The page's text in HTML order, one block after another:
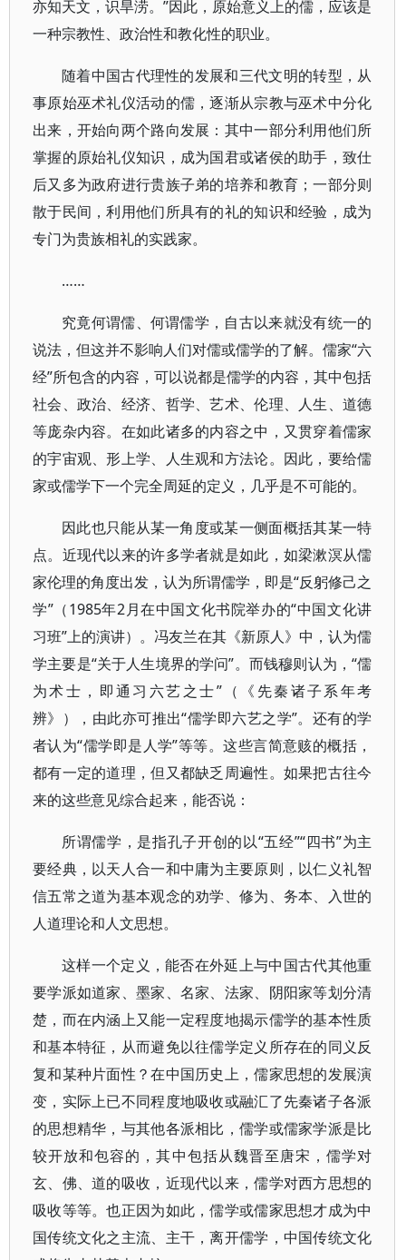
亦知天文，识旱涝。”因此，原始意义上的儒，应该是
一种宗教性、政治性和教化性的职业。
随着中国古代理性的发展和三代文明的转型，从
事原始巫术礼仪活动的儒，逐渐从宗教与巫术中分化
出来，开始向两个路向发展：其中一部分利用他们所
掌握的原始礼仪知识，成为国君或诸侯的助手，致仕
后又多为政府进行贵族子弟的培养和教育；一部分则
散于民间，利用他们所具有的礼的知识和经验，成为
专门为贵族相礼的实践家。
……
究竟何谓儒、何谓儒学，自古以来就没有统一的
说法，但这并不影响人们对儒或儒学的了解。儒家“六
经”所包含的内容，可以说都是儒学的内容，其中包括
社会、政治、经济、哲学、艺术、伦理、人生、道德
等庞杂内容。在如此诸多的内容之中，又贯穿着儒家
的宇宙观、形上学、人生观和方法论。因此，要给儒
家或儒学下一个完全周延的定义，几乎是不可能的。
因此也只能从某一角度或某一侧面概括其某一特
点。近现代以来的许多学者就是如此，如梁漱溟从儒
家伦理的角度出发，认为所谓儒学，即是“反躬修己之
学”（1985年2月在中国文化书院举办的“中国文化讲
习班”上的演讲）。冯友兰在其《新原人》中，认为儒
学主要是“关于人生境界的学问”。而钱穆则认为，“儒
为术士，即通习六艺之士”（《先秦诸子系年考
辨》），由此亦可推出“儒学即六艺之学”。还有的学
者认为“儒学即是人学”等等。这些言简意赅的概括，
都有一定的道理，但又都缺乏周遍性。如果把古往今
来的这些意见综合起来，能否说：
所谓儒学，是指孔子开创的以“五经”“四书”为主
要经典，以天人合一和中庸为主要原则，以仁义礼智
信五常之道为基本观念的劝学、修为、务本、入世的
人道理论和人文思想。
这样一个定义，能否在外延上与中国古代其他重
要学派如道家、墨家、名家、法家、阴阳家等划分清
楚，而在内涵上又能一定程度地揭示儒学的基本性质
和基本特征，从而避免以往儒学定义所存在的同义反
复和某种片面性？在中国历史上，儒家思想的发展演
变，实际上已不同程度地吸收或融汇了先秦诸子各派
的思想精华，与其他各派相比，儒学或儒家学派是比
较开放和包容的，其中包括从魏晋至唐宋，儒学对
玄、佛、道的吸收，近现代以来，儒学对西方思想的
吸收等等。也正因为如此，儒学或儒家思想才成为中
国传统文化之主流、主干，离开儒学，中国传统文化